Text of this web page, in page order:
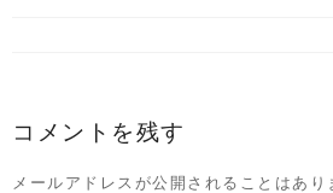
コメントを残す
メールアドレスが公開されることはあり